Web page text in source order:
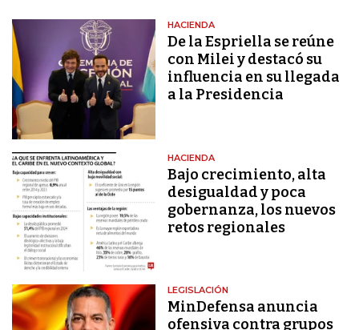
HACIENDA
De la Espriella se reúne
con Milei y destacó su
influencia en su llegada
a la Presidencia
HACIENDA
Bajo crecimiento, alta
desigualdad y poca
gobernanza, los nuevos
retos regionales
LEGISLACIÓN
MinDefensa anuncia
ofensiva contra grupos